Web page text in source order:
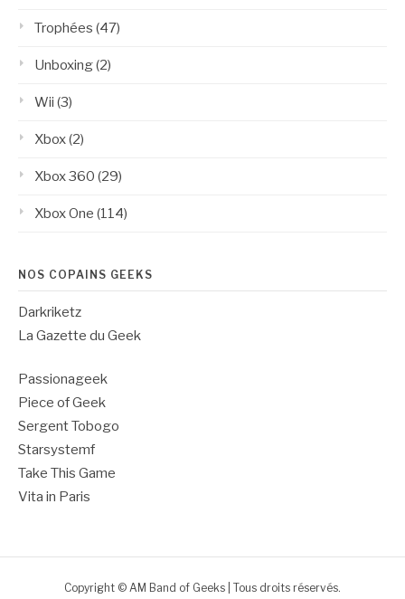
Trophées (47)
Unboxing(2)
Wii (3)
Xbox(2)
Xbox 360 (29)
Xbox One (114)
NOS COPAINS GEEKS
Darkriketz
La Gazette du Geek
Passionageek
Piece of Geek
Sergent Tobogo
Starsystemf
Take This Game
Vita in Paris
Copyright © AM Band of Geeks | Tous droits réservés.